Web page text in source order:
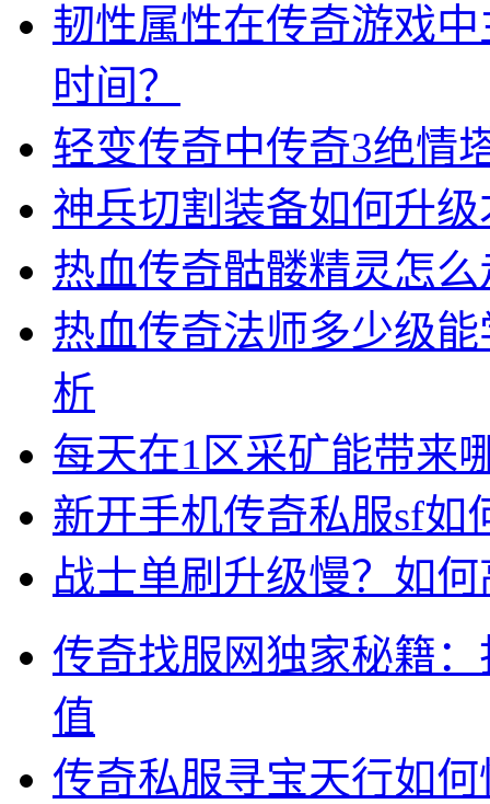
韧性属性在传奇游戏
时间？
轻变传奇中传奇3绝情
神兵切割装备如何升
热血传奇骷髅精灵怎
热血传奇法师多少级
析
每天在1区采矿能带来
新开手机传奇私服sf如
战士单刷升级慢？如
传奇找服网独家秘籍
值
传奇私服寻宝天行如